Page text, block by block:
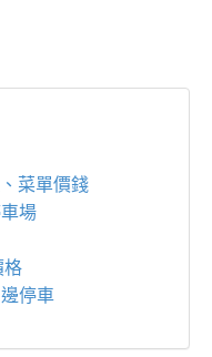
菜單價錢
場
格
停車